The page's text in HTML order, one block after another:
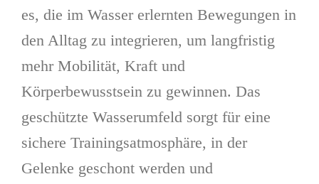
es, die im Wasser erlernten Bewegungen in
den Alltag zu integrieren, um langfristig
mehr Mobilität, Kraft und
Körperbewusstsein zu gewinnen. Das
geschützte Wasserumfeld sorgt für eine
sichere Trainingsatmosphäre, in der
Gelenke geschont werden und